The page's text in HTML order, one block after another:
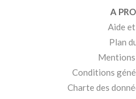
A
Aide
Plan
Conditions
Charte des